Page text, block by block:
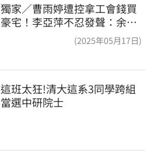
獨家／曹雨婷遭控拿工會錢買
豪宅！李亞萍不忍發聲：余天
(2025年05月17日)
這班太狂!清大這系3同學跨組
當選中研院士